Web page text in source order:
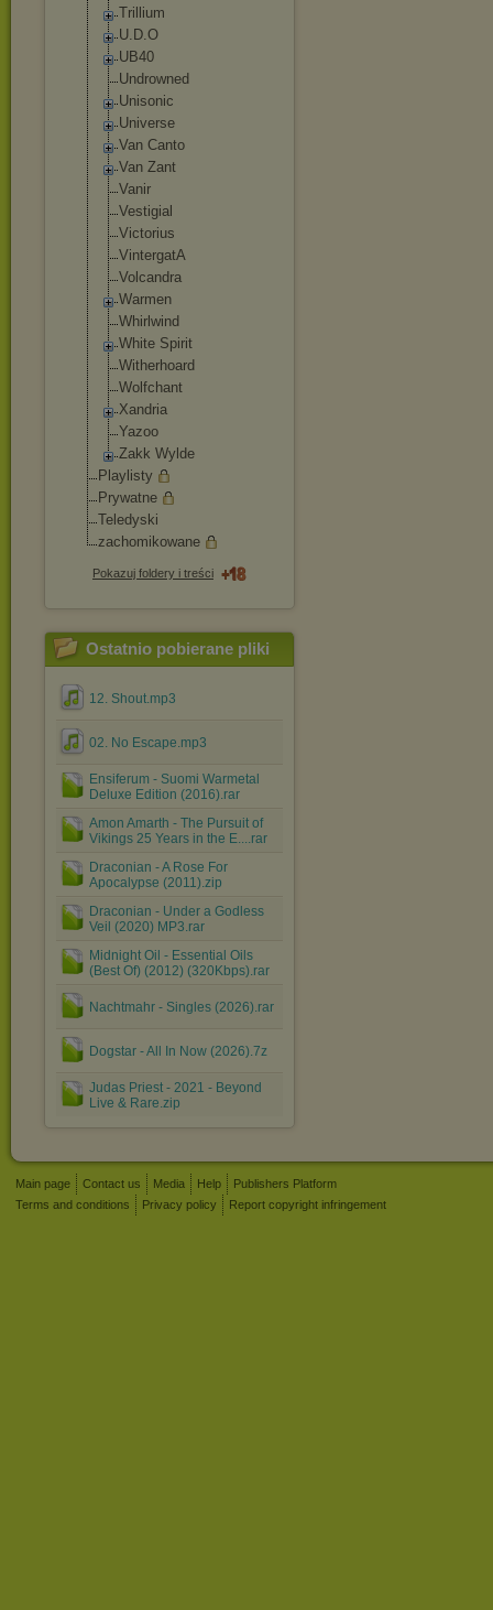
Trillium
U.D.O
UB40
Undrowned
Unisonic
Universe
Van Canto
Van Zant
Vanir
Vestigial
Victorius
VintergatA
Volcandra
Warmen
Whirlwind
White Spirit
Witherhoard
Wolfchant
Xandria
Yazoo
Zakk Wylde
Playlisty
Prywatne
Teledyski
zachomikowane
Pokazuj foldery i treści
Ostatnio pobierane pliki
12. Shout.mp3
02. No Escape.mp3
Ensiferum - Suomi Warmetal
Deluxe Edition (2016).rar
Amon Amarth - The Pursuit of
Vikings 25 Years in the E....rar
Draconian - A Rose For
Apocalypse (2011).zip
Draconian - Under a Godless
Veil (2020) MP3.rar
Midnight Oil - Essential Oils
(Best Of) (2012) (320Kbps).rar
Nachtmahr - Singles (2026).rar
Dogstar - All In Now (2026).7z
Judas Priest - 2021 - Beyond
Live & Rare.zip
Main page Contact us Media Help
Publishers Platform
Terms and conditions
Privacy policy Report copyright infringement